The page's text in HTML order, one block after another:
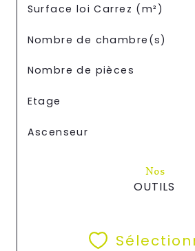
Surface loi Carrez (m²)
Nombre de chambre(s)
Nombre de pièces
Etage
Ascenseur
Nos
OUTILS